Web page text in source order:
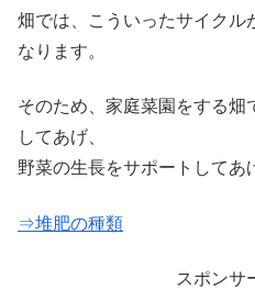
畑では、こういったサイクル
なります。
そのため、家庭菜園をする
してあげ、
野菜の生長をサポートしてあ
⇒堆肥の種類
スポンサ